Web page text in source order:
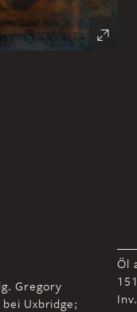
Gregory
Uxbridge;
Öl